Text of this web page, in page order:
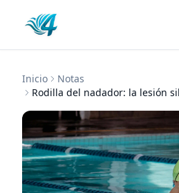
Inicio
Notas
Rodilla del nadador: la lesión